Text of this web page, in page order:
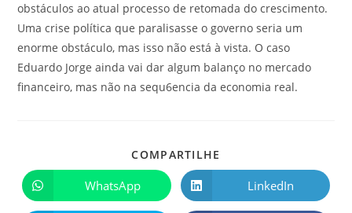
obstáculos ao atual processo de retomada do crescimento.
Uma crise política que paralisasse o governo seria um
enorme obstáculo, mas isso não está à vista. O caso
Eduardo Jorge ainda vai dar algum balanço no mercado
financeiro, mas não na sequ6encia da economia real.
COMPARTILHE
WhatsApp LinkedIn